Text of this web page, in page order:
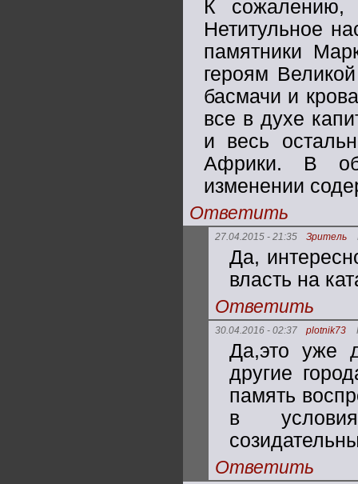
К сожалению,
Нетитульное
памятники
героям
басмачи и
все в духе
и весь
Африки. В
изменении
Ответить
27.04.2015 - 21:35 Зритель
Да,
власть на
Ответить
30.04.2016 - 02:37 plotnik73
Да,это уже
другие
память
в
Ответить